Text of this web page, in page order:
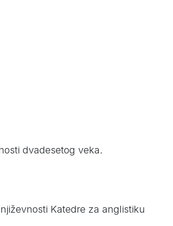
dvadesetog veka.
Katedre za anglistiku